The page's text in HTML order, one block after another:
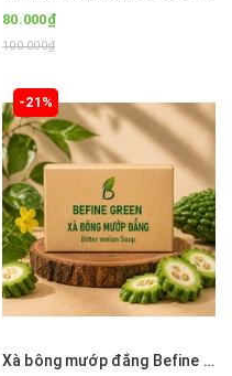
80.000₫
100.000₫
-21%
Xà bông mướp đắng Befine Green